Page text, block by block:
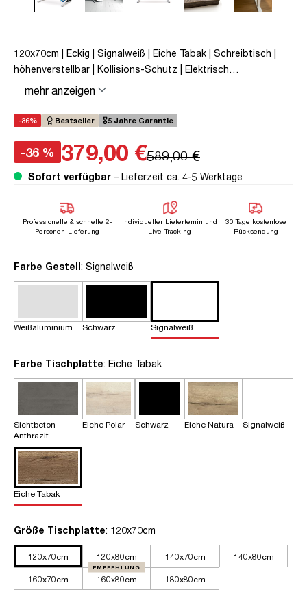
120x70cm | Eckig | Signalweiß | Eiche Tabak | Schreibtisch |
höhenverstellbar | Kollisions-Schutz | Elektrisch
höhenverstellbar | Kindersicherung | Metall | Holz |
Melaminoberfläche | Weiß | Braun | Eiche Tabak | 5 Jahre
Herstellergarantie | unmontiert | TÜV© mobiles Arbeiten | bis
mehr anzeigen
-36% Bestseller 🎖️5 Jahre Garantie
-36 % 379,00 €589,00 €
Sofort verfügbar – Lieferzeit ca. 4-5 Werktage
Professionelle & schnelle 2-
Personen-Lieferung
Individueller Liefertemin und
Live-Tracking
30 Tage kostenlose
Rücksendung
Farbe Gestellauswählen
: Signalweiß
Weißaluminium Schwarz Signalweiß
Farbe Tischplatteauswählen
: Eiche Tabak
Sichtbeton
Anthrazit
Eiche Polar Schwarz Eiche Natura Signalweiß
Eiche Tabak
Größe Tischplatteauswählen
: 120x70cm
120x70cm 120x80cm 140x70cm 140x80cm
160x70cm 160x80cm
EMPFEHLUNG
180x80cm